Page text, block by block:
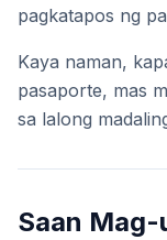
pagkatapos ng
Kaya naman,
pasaporte, mas
sa lalong
Saan Mag-